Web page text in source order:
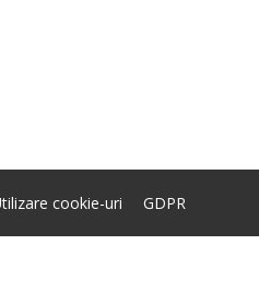
cookie-uri GDPR